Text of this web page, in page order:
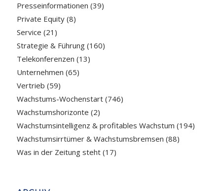
Presseinformationen (39)
Private Equity(8)
Service (21)
Strategie & Führung(160)
Telekonferenzen (13)
Unternehmen (65)
Vertrieb (59)
Wachstums-Wochenstart(746)
Wachstumshorizonte (2)
Wachstumsintelligenz & profitables Wachstum (194)
Wachstumsirrtümer & Wachstumsbremsen (88)
Was in der Zeitung steht(17)